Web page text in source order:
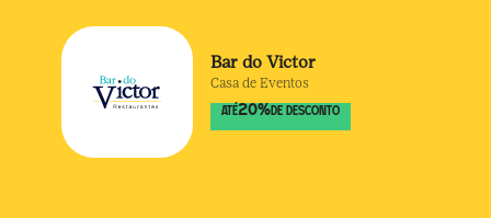
Bar do Victor
Casa de Eventos
ATÉ20% DE DESCONTO